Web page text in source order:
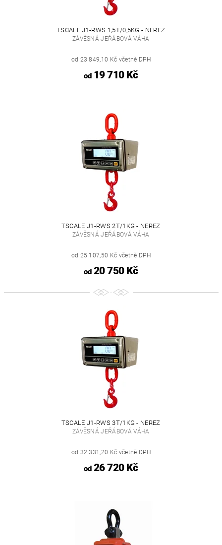
TSCALE J1-RWS 1,5T/0,5KG - NEREZ
ZÁVĚSNÁ JEŘÁBOVÁ VÁHA
od 23 849,10 Kč včetně DPH
od19 710 Kč
TSCALE J1-RWS 2T/1KG - NEREZ
ZÁVĚSNÁ JEŘÁBOVÁ VÁHA
od 25 107,50 Kč včetně DPH
od20 750 Kč
TSCALE J1-RWS 3T/1KG - NEREZ
ZÁVĚSNÁ JEŘÁBOVÁ VÁHA
od 32 331,20 Kč včetně DPH
od26 720 Kč